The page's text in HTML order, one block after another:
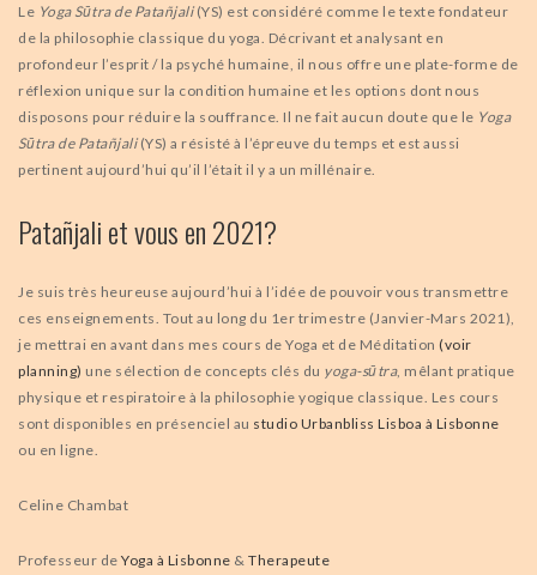
Le Yoga Sūtra de Patañjali(YS) est considéré comme le texte fondateur
de la philosophie classique du yoga. Décrivant et analysant en
profondeur l’esprit / la psyché humaine, il nous offre une plate-forme de
réflexion unique sur la condition humaine et les options dont nous
disposons pour réduire la souffrance. Il ne fait aucun doute que le Yoga
Sūtra de Patañjali(YS) a résisté à l’épreuve du temps et est aussi
pertinent aujourd’hui qu’il l’était il y a un millénaire.
Patañjali et vous en 2021?
Je suis très heureuse aujourd’hui à l’idée de pouvoir vous transmettre
ces enseignements. Tout au long du 1er trimestre (Janvier-Mars 2021),
je mettrai en avant dans mes cours de Yoga et de Méditation (voir
planning) une sélection de concepts clés du yoga-sūtra, mêlant pratique
physique et respiratoire à la philosophie yogique classique. Les cours
sont disponibles en présenciel au studio Urbanbliss Lisboa à Lisbonne
ou en ligne.
Celine Chambat
Professeur de Yoga à Lisbonne & Therapeute